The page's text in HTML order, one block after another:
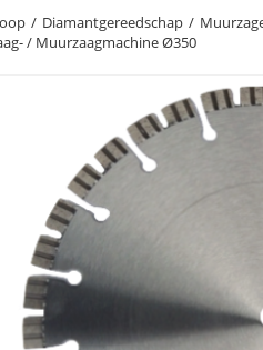
/ Diamantgereedschap /
/ Muurzaagmachine Ø350